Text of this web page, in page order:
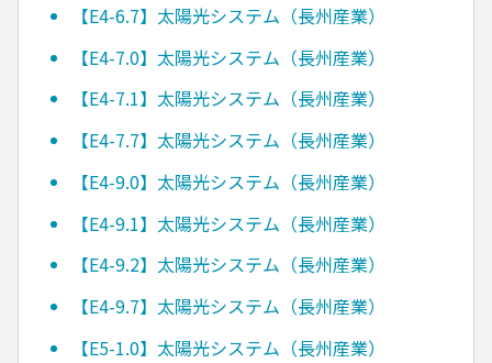
【E4-6.7】太陽光システム（長州産業）
【E4-7.0】太陽光システム（長州産業）
【E4-7.1】太陽光システム（長州産業）
【E4-7.7】太陽光システム（長州産業）
【E4-9.0】太陽光システム（長州産業）
【E4-9.1】太陽光システム（長州産業）
【E4-9.2】太陽光システム（長州産業）
【E4-9.7】太陽光システム（長州産業）
【E5-1.0】太陽光システム（長州産業）